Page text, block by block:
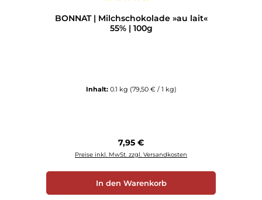
BONNAT | Milchschokolade »au lait«
55% | 100g
Inhalt: 0.1 kg (79,50 € / 1 kg)
Regulärer Preis:
7,95 €
Preise inkl. MwSt. zzgl. Versandkosten
In den Warenkorb